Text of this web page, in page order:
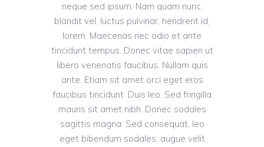
neque sed ipsum. Nam quam nunc,
blandit vel, luctus pulvinar, hendrerit id,
lorem. Maecenas nec odio et ante
tincidunt tempus. Donec vitae sapien ut
libero venenatis faucibus. Nullam quis
ante. Etiam sit amet orci eget eros
faucibus tincidunt. Duis leo. Sed fringilla
mauris sit amet nibh. Donec sodales
sagittis magna. Sed consequat, leo
eget bibendum sodales, augue velit